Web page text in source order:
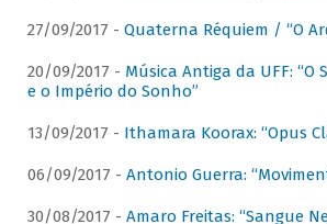
27/09/2017 - Quaterna Réquiem / “O
20/09/2017 - Música Antiga da UFF: “O
e o Império do Sonho”
13/09/2017 - Ithamara Koorax: “Opus
06/09/2017 - Antonio Guerra:
30/08/2017 - Amaro Freitas: “Sangue